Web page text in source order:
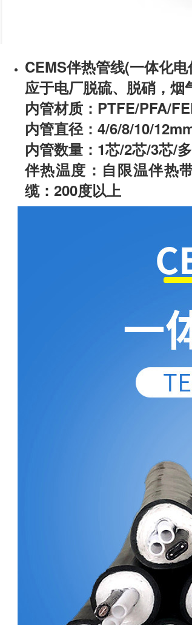
CEMS伴热管线(一体化
应于电厂脱硫、脱硝，烟
内管材质：PTFE/PFA/
内管直径：4/6/8/10/
内管数量：1芯/2芯/3芯/
伴热温度：自限温伴热
缆：200度以上